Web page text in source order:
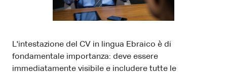
L'intestazione del CV in lingua Ebraico è di
fondamentale importanza: deve essere
immediatamente visibile e includere tutte le